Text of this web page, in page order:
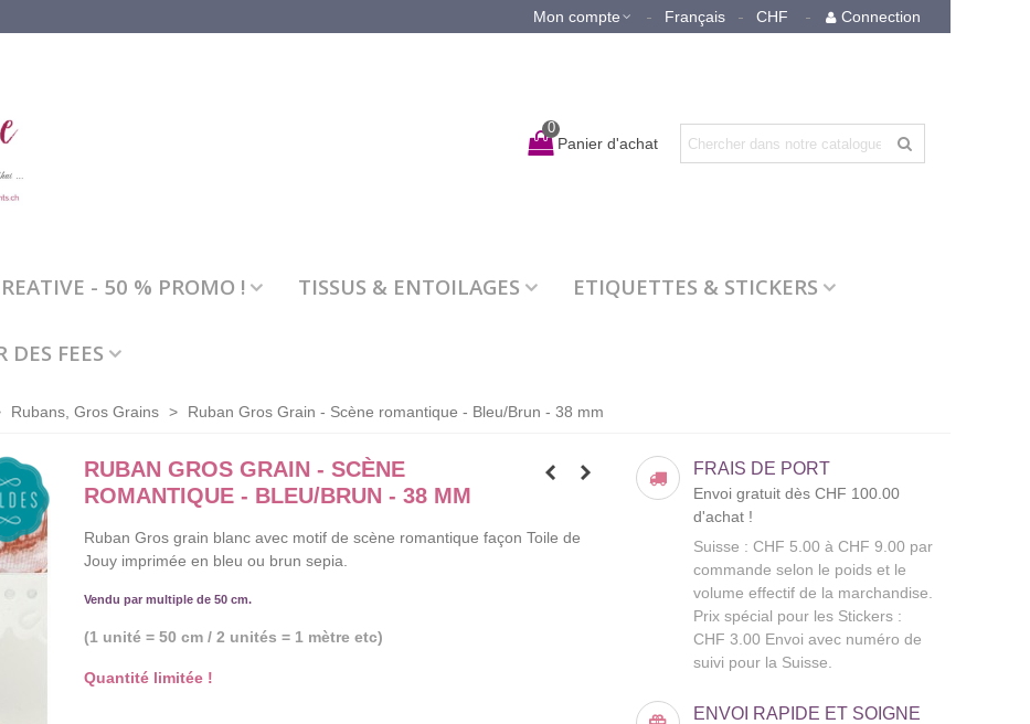
Mon compte Français CHF Connection
0
Panier d'achat
- 50 % PROMO ! TISSUS & ENTOILAGES ETIQUETTES & STICKERS
DES FEES
Rubans, Gros Grains > Ruban Gros Grain - Scène romantique - Bleu/Brun - 38 mm
RUBAN GROS GRAIN - SCÈNE
ROMANTIQUE - BLEU/BRUN - 38 MM
Ruban Gros grain blanc avec motif de scène romantique façon Toile de
Jouy imprimée en bleu ou brun sepia.
Vendu par multiple de 50 cm.
(1 unité = 50 cm / 2 unités = 1 mètre etc)
Quantité limitée !
FRAIS DE PORT
Envoi gratuit dès CHF 100.00
d'achat !
Suisse : CHF 5.00 à CHF 9.00 par
commande selon le poids et le
volume effectif de la marchandise.
Prix spécial pour les Stickers :
CHF 3.00 Envoi avec numéro de
suivi pour la Suisse.
ENVOI RAPIDE ET SOIGNE